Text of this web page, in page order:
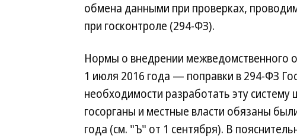
обмена данными при проверках,
при госконтроле (294-ФЗ).
Нормы о внедрении межведомственного
1 июля 2016 года — поправки в 294-ФЗ
необходимости разработать эту
госорганы и местные власти обязаны
года (см. "Ъ" от 1 сентября). В